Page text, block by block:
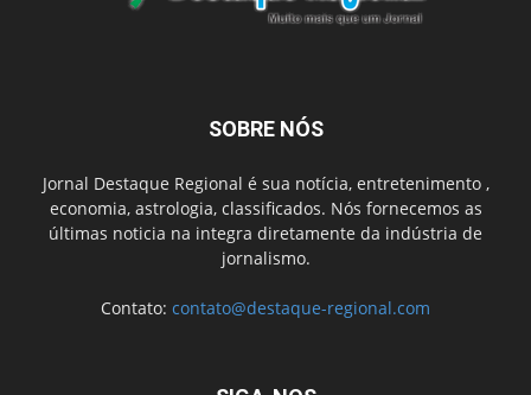
SOBRE NÓS
Jornal Destaque Regional é sua notícia, entretenimento ,
economia, astrologia, classificados. Nós fornecemos as
últimas noticia na integra diretamente da indústria de
jornalismo.
Contato: contato@destaque-regional.com